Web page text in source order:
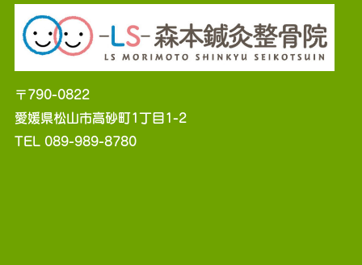
〒790-0822
愛媛県松山市高砂町1丁目1-2
TEL 089-989-8780